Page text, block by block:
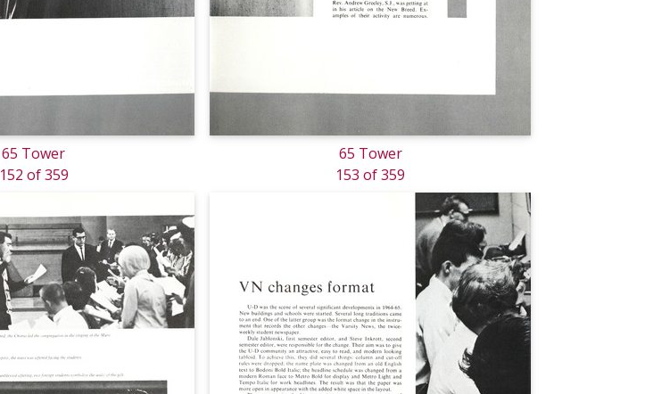
65 Tower
152 of 359
65 Tower
153 of 359